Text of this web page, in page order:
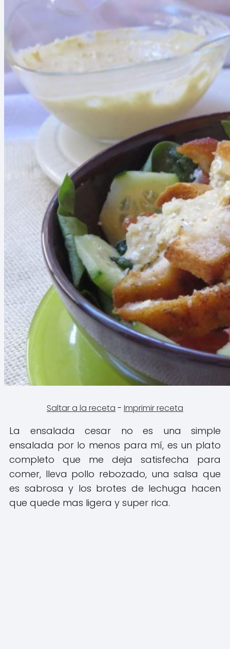
Saltar a la receta - Imprimir receta
La ensalada cesar no es una simple
ensalada por lo menos para mí, es un plato
completo que me deja satisfecha para
comer, lleva pollo rebozado, una salsa que
es sabrosa y los brotes de lechuga hacen
que quede mas ligera y super rica.